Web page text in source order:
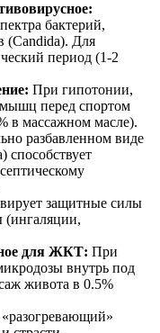
бактерий,
(Candida). Для
период (1-2
При гипотонии,
мышц перед спортом
в массажном масле).
разбавленном виде
способствует
защитные силы
(ингаляции,
для ЖКТ: При
внутрь под
живота в 0.5%